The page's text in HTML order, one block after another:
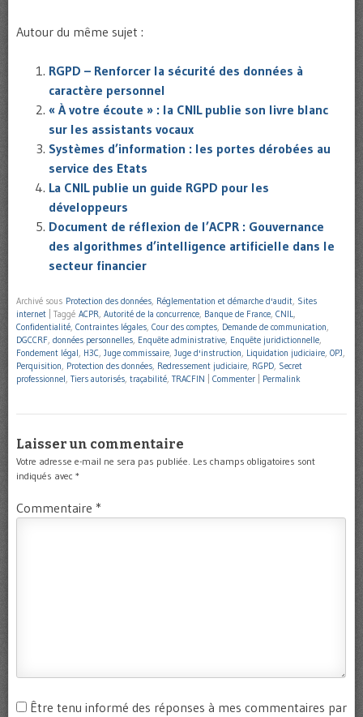
Autour du même sujet :
RGPD – Renforcer la sécurité des données à
caractère personnel
« À votre écoute » : la CNIL publie son livre blanc
sur les assistants vocaux
Systèmes d’information : les portes dérobées au
service des Etats
La CNIL publie un guide RGPD pour les
développeurs
Document de réflexion de l’ACPR : Gouvernance
des algorithmes d’intelligence artificielle dans le
secteur financier
Archivé sous Protection des données Réglementation et démarche d'audit Sites
internet
Taggé ACPR Autorité de la concurrence Banque de France CNIL
Confidentialité Contraintes légales Cour des comptes Demande de communication
DGCCRF données personnelles Enquête administrative Enquête juridictionnelle
Fondement légal H3C Juge commissaire Juge d'instruction Liquidation judiciaire OPJ
Perquisition Protection des données Redressement judiciaire RGPD Secret
professionnel Tiers autorisés traçabilité TRACFIN Commenter Permalink
Laisser un commentaire
Votre adresse e-mail ne sera pas publiée. Les champs obligatoires sont
indiqués avec *
Commentaire *
Être tenu informé des réponses à mes commentaires par